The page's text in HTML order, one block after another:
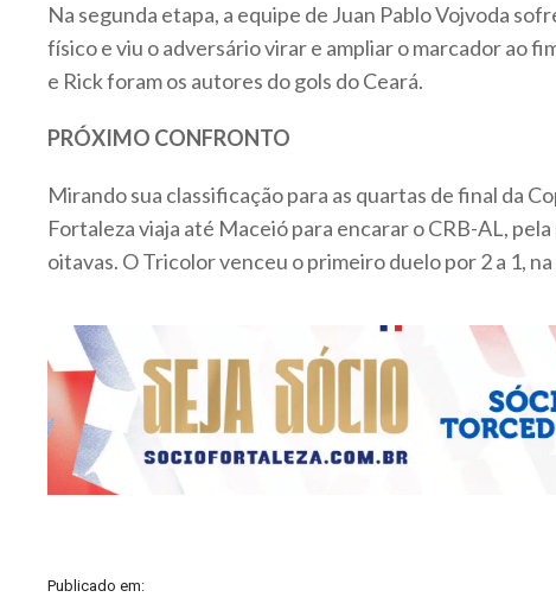
Na segunda etapa, a equipe de Juan Pablo Vojvoda
físico e viu o adversário virar e ampliar o marcador ao
e Rick foram os autores do gols do Ceará.
PRÓXIMO CONFRONTO
Mirando sua classificação para as quartas de final da
Fortaleza viaja até Maceió para encarar o CRB-AL,
oitavas. O Tricolor venceu o primeiro duelo por 2 a 1,
Publicado em: